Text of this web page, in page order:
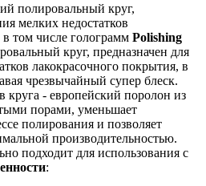
полировальный круг,
мелких недостатков
том числе голограмм Polishing
круг, предназначен для
лакокрасочного покрытия, в
чрезвычайный супер блеск.
- европейский поролон из
порами, уменьшает
полирования и позволяет
производительностью.
подходит для использования с
: